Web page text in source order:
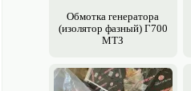
Обмотка генератора
(изолятор фазный) Г700
МТЗ